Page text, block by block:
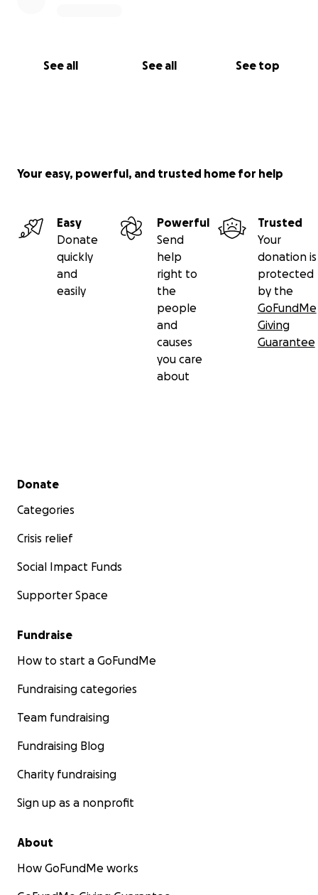
See all See all See top
Your easy, powerful, and trusted home for help
Easy
Donate
quickly
and
easily
Powerful
Send
help
right to
the
people
and
causes
you care
about
Trusted
Your
donation is
protected
by the
GoFundMe
Giving
Guarantee
Secondary menu
Donate
Categories
Crisis relief
Social Impact Funds
Supporter Space
Fundraise
How to start a GoFundMe
Fundraising categories
Team fundraising
Fundraising Blog
Charity fundraising
Sign up as a nonprofit
About
How GoFundMe works